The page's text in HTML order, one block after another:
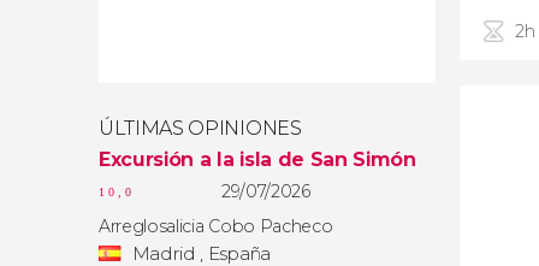
ÚLTIMAS OPINIONES
Excursión a la isla de San Simón
10,0
29/07/2026
Arreglosalicia Cobo Pacheco
Madrid , España